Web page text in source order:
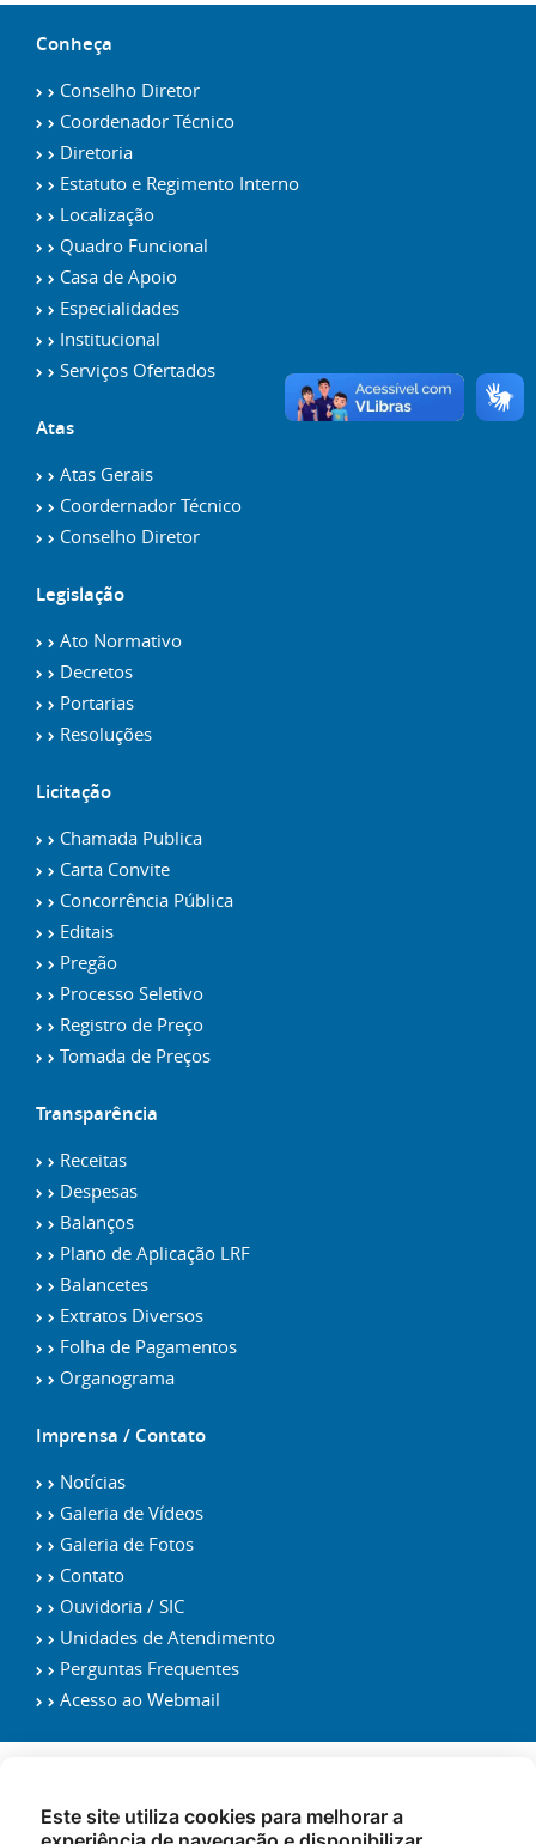
Conheça
Conselho Diretor
Coordenador Técnico
Diretoria
Estatuto e Regimento Interno
Localização
Quadro Funcional
Casa de Apoio
Especialidades
Institucional
Serviços Ofertados
Atas
Atas Gerais
Coordernador Técnico
Conselho Diretor
Legislação
Ato Normativo
Decretos
Portarias
Resoluções
Licitação
Chamada Publica
Carta Convite
Concorrência Pública
Editais
Pregão
Processo Seletivo
Registro de Preço
Tomada de Preços
Transparência
Receitas
Despesas
Balanços
Plano de Aplicação LRF
Balancetes
Extratos Diversos
Folha de Pagamentos
Organograma
Imprensa / Contato
Notícias
Galeria de Vídeos
Galeria de Fotos
Contato
Ouvidoria / SIC
Unidades de Atendimento
Perguntas Frequentes
Acesso ao Webmail
Este site utiliza cookies para melhorar a